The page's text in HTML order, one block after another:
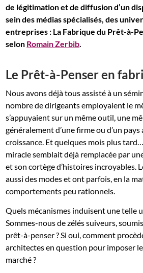
de légitimation et de diffusion d’un
sein des médias spécialisés, des
entreprises : La Fabrique du Prêt-à-
selon Romain Zerbib.
Le Prêt-à-Penser en
Nous avons déjà tous assisté à un
nombre de dirigeants employaient le
s’appuyaient sur un même outil, une
généralement d’une firme ou d’un
croissance. Et quelques mois plus
miracle semblait déjà remplacée par
et son cortège d’histoires incroyables.
aussi des modes et ont parfois, en la
comportements peu rationnels.
Quels mécanismes induisent une telle
Sommes-nous de zélés suiveurs,
prêt-à-penser ? Si oui, comment
architectes en question pour imposer
marché ?